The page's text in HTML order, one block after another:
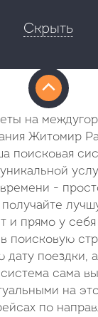
Скрыть
на
Житомир
поисковая
уникальной
-
и прямо у
поисковую
дату поездки,
сама
на
по